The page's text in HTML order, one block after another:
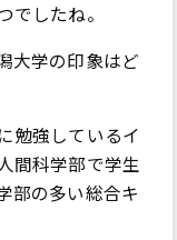
したね。
大学の印象はど
勉強しているイ
間科学部で学生
部の多い総合キ